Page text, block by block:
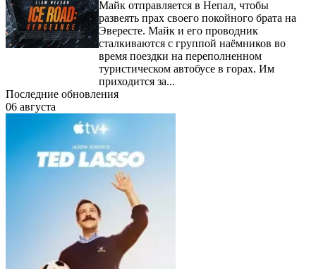
Майк отправляется в Непал, чтобы
развеять прах своего покойного брата на
Эвересте. Майк и его проводник
сталкиваются с группой наёмников во
время поездки на переполненном
туристическом автобусе в горах. Им
приходится за...
Последние обновления
06 августа